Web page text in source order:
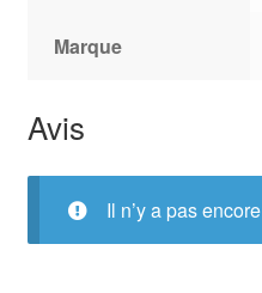
Marque
Avis
Il n’y a pas